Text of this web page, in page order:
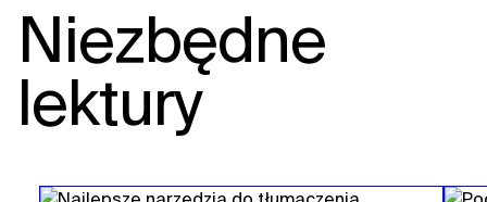
Niezbędne
lektury